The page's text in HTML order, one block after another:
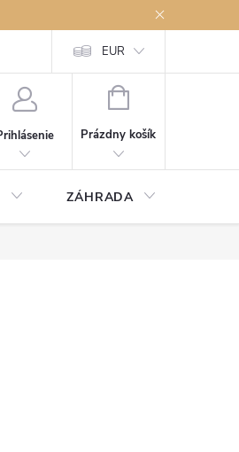
Podmienky ochrany osobných údajov
EUR
NÁKUPNÝ
Prázdny košík
ZÁHRADA